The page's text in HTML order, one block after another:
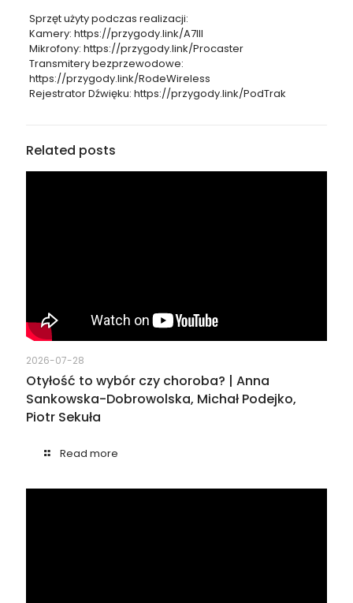
Sprzęt użyty podczas realizacji:
Kamery: https://przygody.link/A7III
Mikrofony: https://przygody.link/Procaster
Transmitery bezprzewodowe:
https://przygody.link/RodeWireless
Rejestrator Dźwięku: https://przygody.link/PodTrak
Related posts
2026-07-28
Otyłość to wybór czy choroba? | Anna
Sankowska-Dobrowolska, Michał Podejko,
Piotr Sekuła
Read more